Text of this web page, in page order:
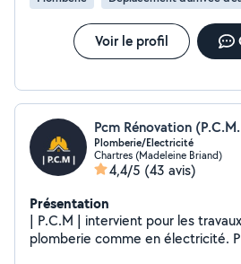
Voir le profil
Pcm Rénovation
Plomberie/Electricité
Chartres (Madeleine Briand)
4,4/5 (43 avis)
Présentation
| P.C.M | intervient pour les
plomberie comme en électricité. Plomberie - Préparer